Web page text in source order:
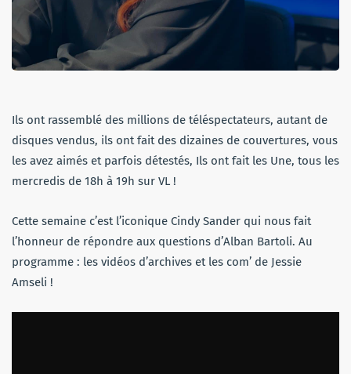
Ils ont rassemblé des millions de téléspectateurs, autant de
disques vendus, ils ont fait des dizaines de couvertures, vous
les avez aimés et parfois détestés, Ils ont fait les Une, tous les
mercredis de 18h à 19h sur VL !
Cette semaine c’est l’iconique Cindy Sander qui nous fait
l’honneur de répondre aux questions d’Alban Bartoli. Au
programme : les vidéos d’archives et les com’ de Jessie
Amseli !